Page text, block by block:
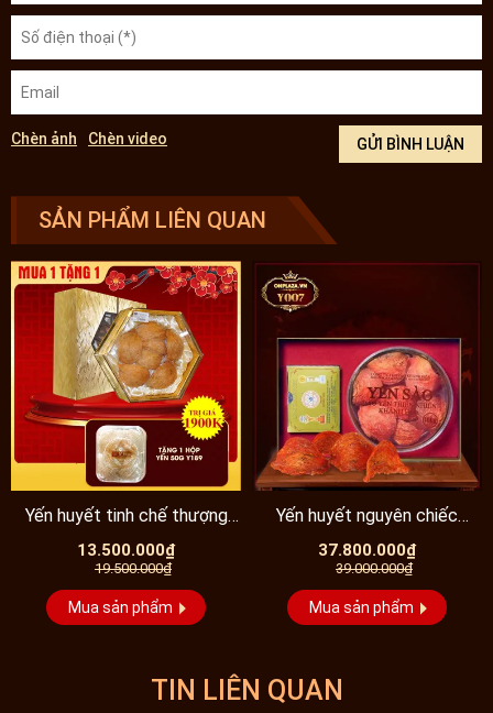
Chèn ảnh Chèn video
SẢN PHẨM LIÊN QUAN
Yến huyết tinh chế thượng
hạng cao cấp (100g/hộp)
Y061...
13.500.000₫
19.500.000₫
Mua sản phẩm
Yến huyết nguyên chiếc
Khánh Hòa hộp 100g-Y007
37.800.000₫
39.000.000₫
Mua sản phẩm
TIN LIÊN QUAN